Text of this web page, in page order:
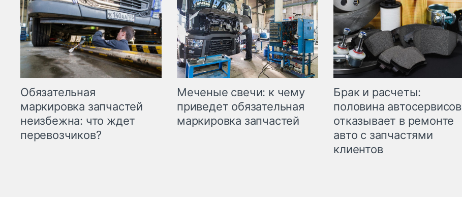
Обязательная
маркировка запчастей
неизбежна: что ждет
перевозчиков?
Меченые свечи: к чему
приведет обязательная
маркировка запчастей
Брак и расчеты:
половина автосервисов
отказывает в ремонте
авто с запчастями
клиентов